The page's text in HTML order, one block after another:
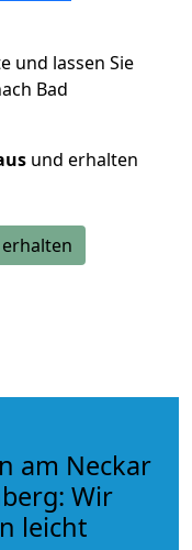
und lassen Sie
Bad
und erhalten
am Neckar
Wir
leicht